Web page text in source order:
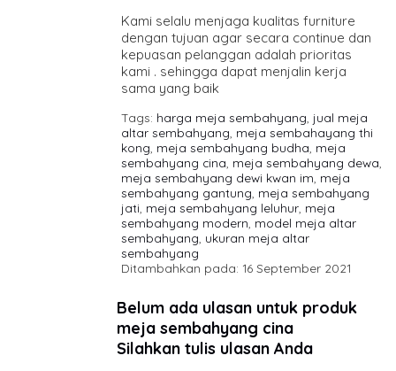
Kami selalu menjaga kualitas furniture
dengan tujuan agar secara continue dan
kepuasan pelanggan adalah prioritas
kami . sehingga dapat menjalin kerja
sama yang baik
Tags: harga meja sembahyang jual meja
altar sembahyang meja sembahayang thi
kong meja sembahyang budha meja
sembahyang cina meja sembahyang dewa
meja sembahyang dewi kwan im meja
sembahyang gantung meja sembahyang
jati meja sembahyang leluhur meja
sembahyang modern model meja altar
sembahyang ukuran meja altar
sembahyang
Ditambahkan pada: 16 September 2021
Belum ada ulasan untuk produk
meja sembahyang cina
Silahkan tulis ulasan Anda